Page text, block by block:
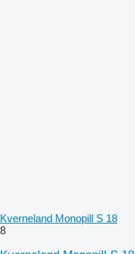
Kverneland Monopill S 18
8